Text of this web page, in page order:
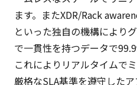
ます。またXDR/Rack
といった独自の機構により
で一貫性を持つデータで
これによりリアルタイムで
厳格なSLA基準を遵守した